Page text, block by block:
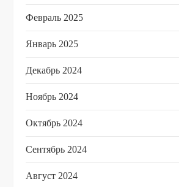
Февраль 2025
Январь 2025
Декабрь 2024
Ноябрь 2024
Октябрь 2024
Сентябрь 2024
Август 2024